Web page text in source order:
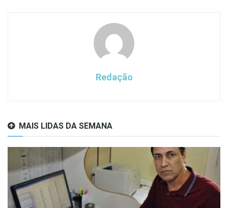
Redação
MAIS LIDAS DA SEMANA